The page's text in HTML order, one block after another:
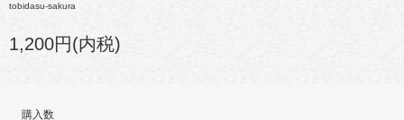
tobidasu-sakura
1,200円(内税)
購入数